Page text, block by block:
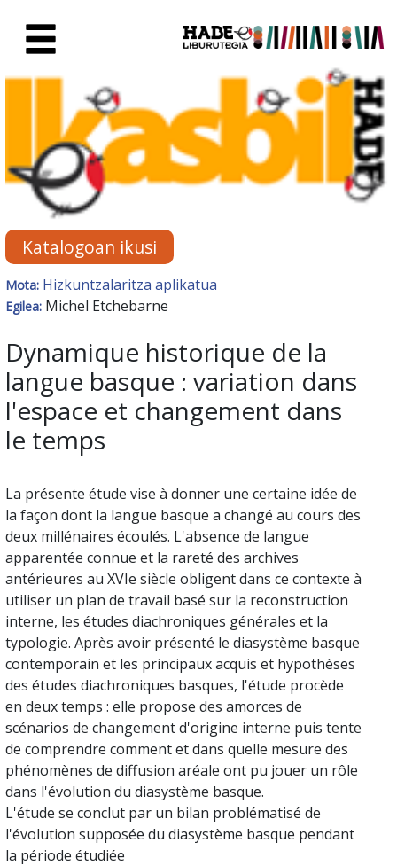
Eskuratu berriak Fitxa -
Katalogoan ikusi
Mota: Hizkuntzalaritza aplikatua
Egilea: Michel Etchebarne
Dynamique historique de la
langue basque : variation dans
l'espace et changement dans
le temps
La présente étude vise à donner une certaine idée de
la façon dont la langue basque a changé au cours des
deux millénaires écoulés. L'absence de langue
apparentée connue et la rareté des archives
antérieures au XVIe siècle obligent dans ce contexte à
utiliser un plan de travail basé sur la reconstruction
interne, les études diachroniques générales et la
typologie. Après avoir présenté le diasystème basque
contemporain et les principaux acquis et hypothèses
des études diachroniques basques, l'étude procède
en deux temps : elle propose des amorces de
scénarios de changement d'origine interne puis tente
de comprendre comment et dans quelle mesure des
phénomènes de diffusion aréale ont pu jouer un rôle
dans l'évolution du diasystème basque.
L'étude se conclut par un bilan problématisé de
l'évolution supposée du diasystème basque pendant
la période étudiée